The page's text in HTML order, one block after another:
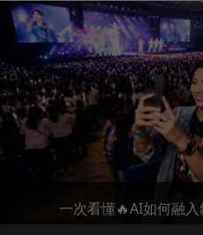
一次看懂🔥AI如何融